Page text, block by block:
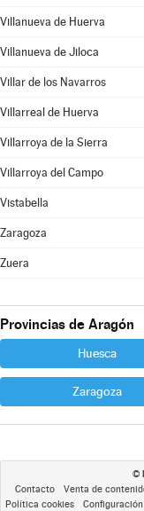
Villanueva de Huerva
Villanueva de Jiloca
Villar de los Navarros
Villarreal de Huerva
Villarroya de la Sierra
Villarroya del Campo
Vistabella
Zaragoza
Zuera
Provincias de Aragón
Huesca
Zaragoza
©
Contacto Venta de
Política cookies